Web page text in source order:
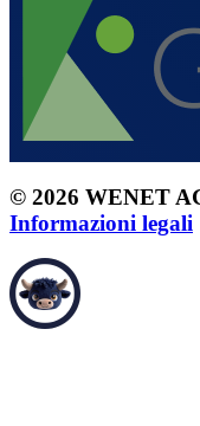
© 2026 WENET
Informazioni legali